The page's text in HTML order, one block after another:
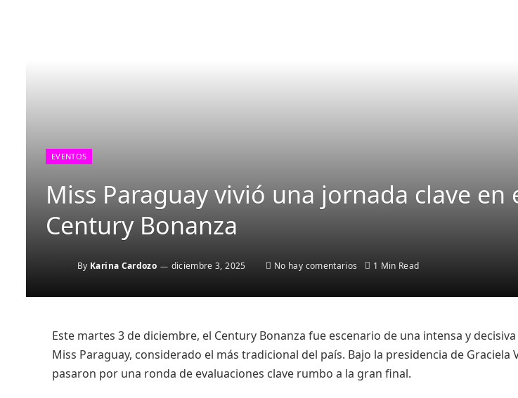
EVENTOS
Miss Paraguay vivió una jornada clave en
Century Bonanza
By Karina Cardozo diciembre 3, 2025 No hay comentarios 1 Min Read
Este martes 3 de diciembre, el Century Bonanza fue escenario de una intensa y
Miss Paraguay, considerado el más tradicional del país. Bajo la presidencia de Graciela
pasaron por una ronda de evaluaciones clave rumbo a la gran final.